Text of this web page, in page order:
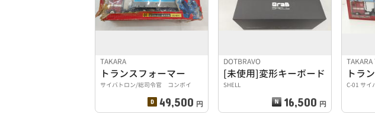
TAKARA
トランスフォーマー
サイバトロン/総司令官 コンボイ
49,500 円
DOTBRAVO
[未使用]変形キーボード
SHELL
16,500 円
TAKARA
トラ
C-01 サイ